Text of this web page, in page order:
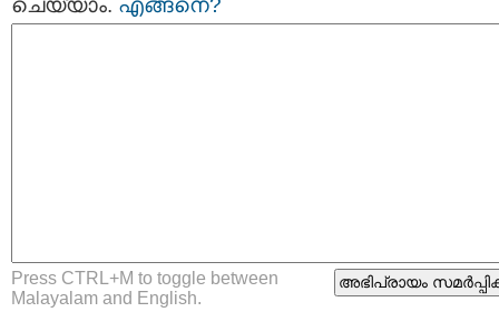
Press CTRL+M to toggle between
Malayalam and English.